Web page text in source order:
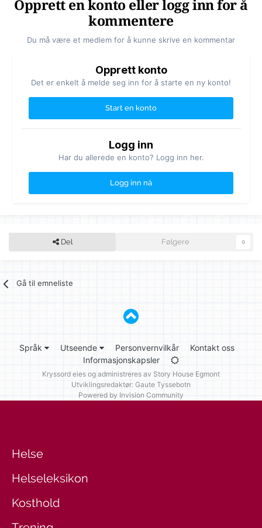
Opprett en konto eller logg inn for å
kommentere
Du må være et medlem for å kunne skrive en kommentar
Opprett konto
Det er enkelt å melde seg inn for å starte en ny konto!
Start en konto
Logg inn
Har du allerede en konto? Logg inn her.
Logg inn nå
Del Følgere 0
Gå til emneliste
Språk Utseende Personvernvilkår
Kontakt oss
Informasjonskapsler
Kryssord eies og administreres av Story House Egmont
Utviklingsredaktør: Gaute Tyssebotn
Powered by Invision Community
Helse
Helseleksikon
Kosthold